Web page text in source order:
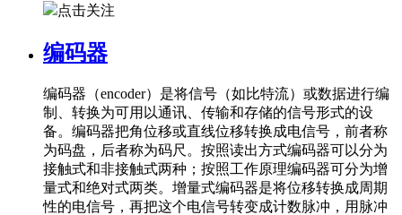
点击关注
编码器
编码器（encoder）是将信号（如比特流）或数据进行编
制、转换为可用以通讯、传输和存储的信号形式的设
备。编码器把角位移或直线位移转换成电信号，前者称
为码盘，后者称为码尺。按照读出方式编码器可以分为
接触式和非接触式两种；按照工作原理编码器可分为增
量式和绝对式两类。增量式编码器是将位移转换成周期
性的电信号，再把这个电信号转变成计数脉冲，用脉冲